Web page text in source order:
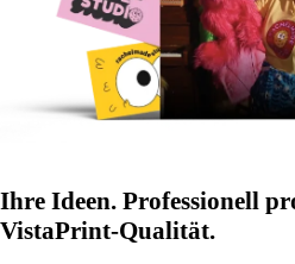
Ihre Ideen. Professionell
VistaPrint-Qualität.